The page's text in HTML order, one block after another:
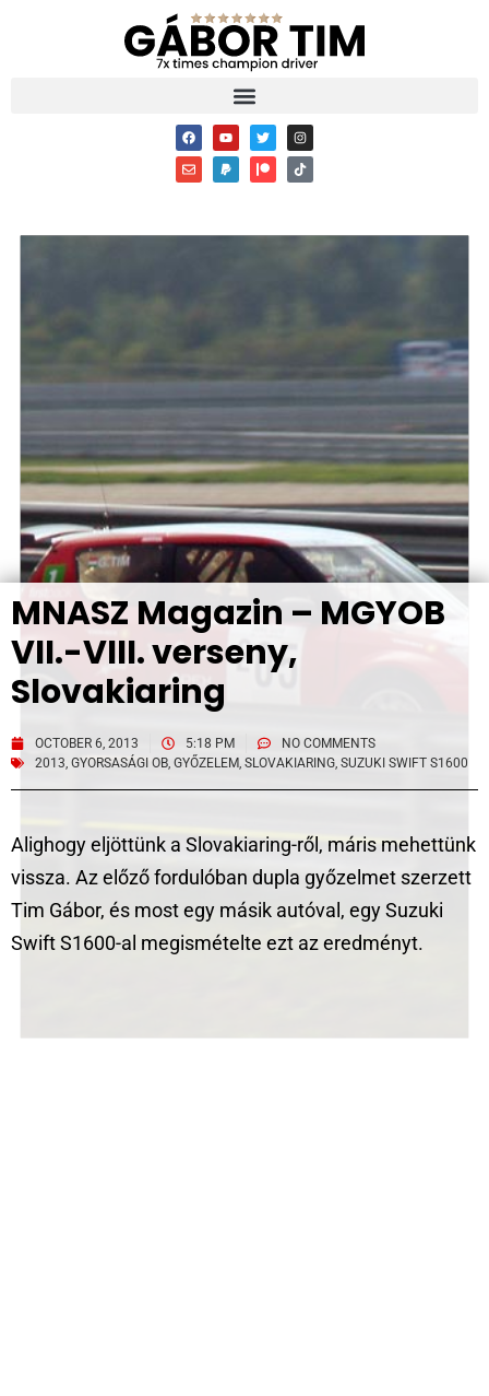
MNASZ Magazin – MGYOB
VII.-VIII. verseny,
Slovakiaring
OCTOBER 6, 2013 5:18 PM
NO COMMENTS
2013, GYORSASÁGI OB, GYŐZELEM, SLOVAKIARING, SUZUKI SWIFT S1600
Alighogy eljöttünk a Slovakiaring-ről, máris mehettünk
vissza. Az előző fordulóban dupla győzelmet szerzett
Tim Gábor, és most egy másik autóval, egy Suzuki
Swift S1600-al megismételte ezt az eredményt.